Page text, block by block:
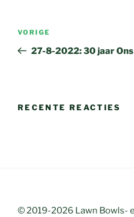
Vorig
bericht
VORIGE
27-8-2022: 30 jaar
RECENTE REACTIES
© 2019-2026 Lawn Bowls-